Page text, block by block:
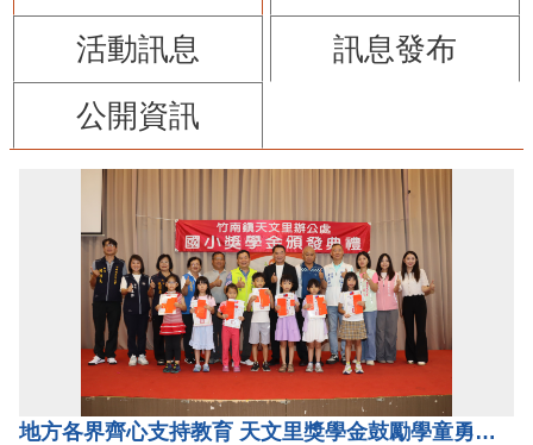
活動訊息
訊息發布
公開資訊
地方各界齊心支持教育 天文里獎學金鼓勵學童勇敢追夢